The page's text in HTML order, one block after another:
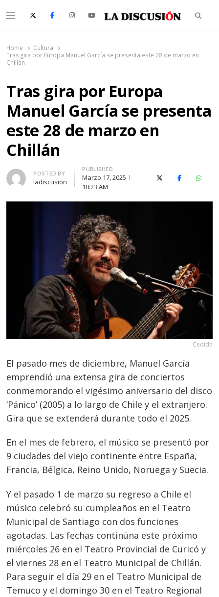
Menu
Home
Cultura
Tras gira por Europa Manuel García se presenta este 28 de marzo en
Chillán
Tras gira por Europa
Manuel García se presenta
este 28 de marzo en
Chillán
Author
POSTED BY
ladiscusion
PUBLISHED
Marzo 17, 2025
10:23 AM
X (Twitter)Facebook
Cedida
El pasado mes de diciembre, Manuel García
emprendió una extensa gira de conciertos
conmemorando el vigésimo aniversario del disco
‘Pánico’ (2005) a lo largo de Chile y el extranjero.
Gira que se extenderá durante todo el 2025.
En el mes de febrero, el músico se presentó por
9 ciudades del viejo continente entre España,
Francia, Bélgica, Reino Unido, Noruega y Suecia.
Y el pasado 1 de marzo su regreso a Chile el
músico celebró su cumpleaños en el Teatro
Municipal de Santiago con dos funciones
agotadas. Las fechas continúna este próximo
miércoles 26 en el Teatro Provincial de Curicó y
el viernes 28 en el Teatro Municipal de Chillán.
Para seguir el día 29 en el Teatro Municipal de
Temuco y el domingo 30 en el Teatro Regional